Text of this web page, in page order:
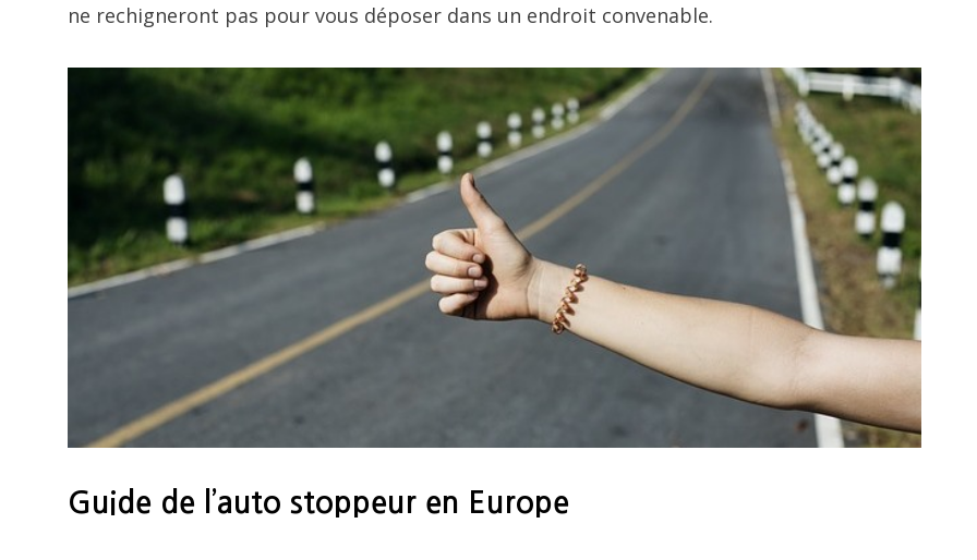
ne rechigneront pas pour vous déposer dans un endroit convenable.
Guide de l’auto stoppeur en Europe